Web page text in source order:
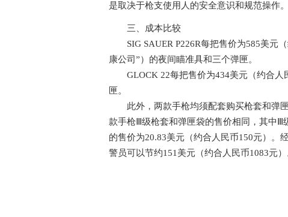
是取决于枪支使用人的安全意识和规范操作。
三、成本比较
SIG SAUER P226R每把售价为585美元（
康公司”）的夜间瞄准具和三个弹匣。
GLOCK 22每把售价为434美元（约合人
匣。
此外，两款手枪均须配套购买枪套和弹匣
款手枪Ⅲ级枪套和弹匣袋的售价相同，其中Ⅲ
的售价为20.83美元（约合人民币150元）。
警员可以节约151美元（约合人民币1083元）